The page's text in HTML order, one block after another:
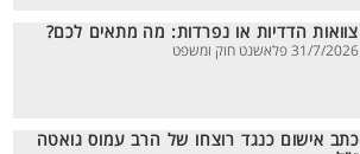
צוואות הדדיות או נפרדות: מה מתאים לכם?
31/7/2026 פלאשנט חוק ומשפט
כתב אישום כנגד רוצחו של הרב עמוס גואטה